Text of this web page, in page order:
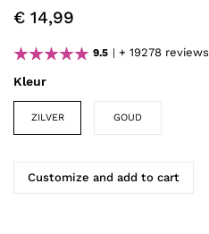
Kleur
ZILVER GOUD
9.5 + 19278 reviews
€ 14,99
Customize and add to cart